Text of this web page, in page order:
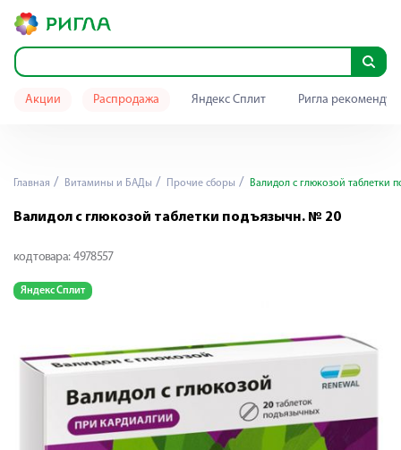
Акции Распродажа Яндекс Сплит Ригла
Главная Витамины и БАДы Прочие сборы Валидол с глюкозой таблетки
Валидол с глюкозой таблетки подъязычн. № 20
код товара: 4978557
Яндекс Сплит